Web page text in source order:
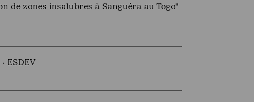
de zones insalubres à Sanguéra au Togo"
ESDEV